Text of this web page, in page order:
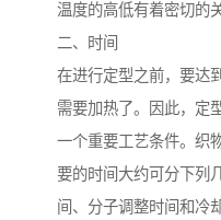
温度的高低有着密切的
二、时间
在进行定型之前，要达
需要加热了。因此，定
一个重要工艺条件。织
要的时间大约可分下列
间、分子调整时间和冷